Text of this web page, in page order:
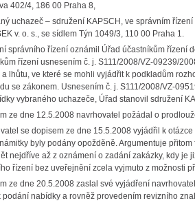
402/4, 186 00 Praha 8,
uchazeč – sdružení KAPSCH, ve správním
v. o. s., se sídlem Týn 1049/3, 110 00 Praha 1.
správního řízení oznámil Úřad účastníkům řízení
řízení usnesením č. j. S111/2008/VZ-09239/
a lhůtu, ve které se mohli vyjádřit k podkladům
se zákonem. Usnesením č. j. S111/2008/VZ-
vybraného uchazeče, Úřad stanovil sdružení
ze dne 12.5.2008 navrhovatel požádal o
se dopisem ze dne 15.5.2008 vyjádřil k
byly podány opožděně. Argumentuje
nejdříve až z oznámení o zadání zakázky, kdy
řízení bez uveřejnění zcela vyjmuto z možnosti
ze dne 20.5.2008 zaslal své vyjádření
podání nabídky a rovněž provedením revizního